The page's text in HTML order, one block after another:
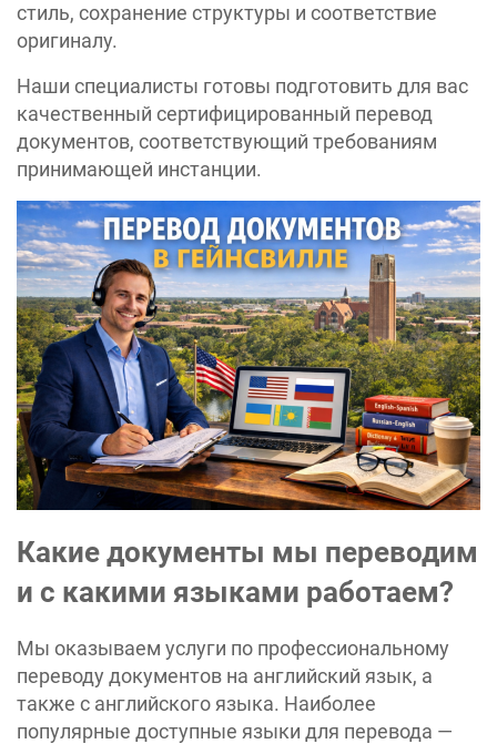
стиль, сохранение структуры и соответствие
оригиналу.
Наши специалисты готовы подготовить для вас
качественный сертифицированный перевод
документов, соответствующий требованиям
принимающей инстанции.
Какие документы мы переводим
и с какими языками работаем?
Мы оказываем услуги по профессиональному
переводу документов на английский язык, а
также с английского языка. Наиболее
популярные доступные языки для перевода —